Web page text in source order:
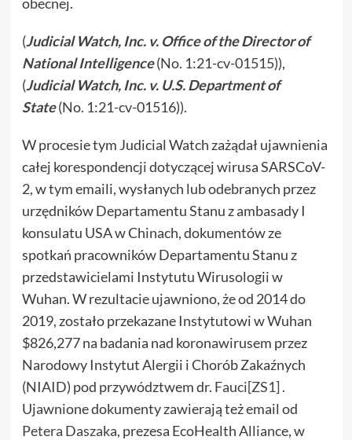
(Judicial Watch, Inc. v. Office of the Director of
National Intelligence (No. 1:21-cv-01515)),
(Judicial Watch, Inc. v. U.S. Department of
State (No. 1:21-cv-01516)).
W procesie tym Judicial Watch zażądał ujawnienia
całej korespondencji dotyczącej wirusa SARSCoV-
2, w tym emaili, wysłanych lub odebranych przez
urzędników Departamentu Stanu z ambasady I
konsulatu USA w Chinach, dokumentów ze
spotkań pracowników Departamentu Stanu z
przedstawicielami Instytutu Wirusologii w
Wuhan. W rezultacie ujawniono, że od 2014 do
2019, zostało przekazane Instytutowi w Wuhan
$826,277 na badania nad koronawirusem przez
Narodowy Instytut Alergii i Chorób Zakaźnych
(NIAID) pod przywództwem dr. Fauci[ZS1].
Ujawnione dokumenty zawierają też email od
Petera Daszaka, prezesa EcoHealth Alliance, w